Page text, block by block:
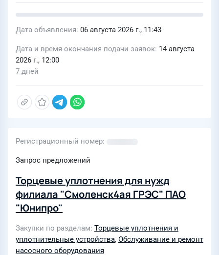
Дата объявления 06 августа 2026 г., 11:43
Дата и время окончания подачи заявок 14 августа
2026 г., 12:00
7 дней
Регистрационный номер
Запрос предложений
Торцевые уплотнения для нужд
филиала "Смоленск4ая ГРЭС" ПАО
"Юнипро"
Закупки по разделам Торцевые уплотнения и
уплотнительные устройства, Обслуживание и ремонт
насосного оборудования